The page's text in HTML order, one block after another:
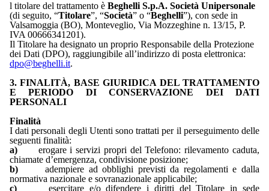
l titolare del trattamento è Beghelli S.p.A. Società Unipersonale
(di seguito, “Titolare”, “Società” o “Beghelli”), con sede in
Valsamoggia (BO), Monteveglio, Via Mozzeghine n. 13/15, P.
IVA 00666341201).
Il Titolare ha designato un proprio Responsabile della Protezione
dei Dati (DPO), raggiungibile all’indirizzo di posta elettronica:
dpo@beghelli.it.
3. FINALITÀ, BASE GIURIDICA DEL TRATTAMENTO
E PERIODO DI CONSERVAZIONE DEI DATI
PERSONALI
Finalità
I dati personali degli Utenti sono trattati per il perseguimento delle
seguenti finalità:
a) erogare i servizi propri del Telefono: rilevamento caduta,
chiamate d’emergenza, condivisione posizione;
b)adempiere ad obblighi previsti da regolamenti e dalla
normativa nazionale e sovranazionale applicabile;
c) esercitare e/o difendere i diritti del Titolare in sede